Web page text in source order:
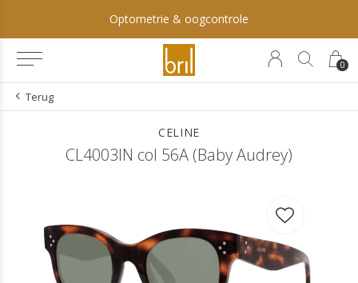
0
Optometrie & oogcontrole
Terug
CELINE
CL4003IN col 56A (Baby Audrey)